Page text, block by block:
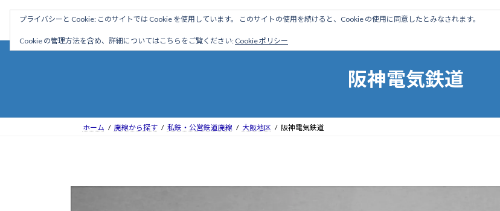
駅名読み方大全 ホーム はじめに 管理人ブログ 営業線から探す
阪神電気鉄道
ホーム 廃線から探す 私鉄・公営鉄道廃線 大阪地区 阪神電気鉄道
プライバシーと Cookie: このサイトでは Cookie を使用しています。 このサイトの使用を続けると、Cookie の使用に同意したとみなされます。
Cookie の管理方法を含め、詳細についてはこちらをご覧ください: Cookie ポリシー